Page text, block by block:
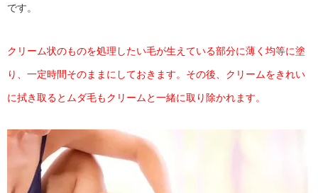
です。
クリーム状のものを処理したい毛が生えている部分に薄く均等に塗
り、一定時間そのままにしておきます。その後、クリームをきれい
に拭き取るとムダ毛もクリームと一緒に取り除かれます。